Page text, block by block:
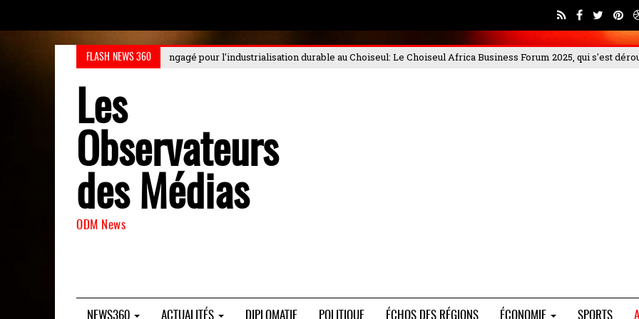
FLASH NEWS 360
durable au Choiseul : Le Choiseul Africa Business Forum 2025, qui s'est déroulé les 4 et PORTEO BTP met en garde contre
Les
Observateurs
des Médias
ODM News
NEWS360 ACTUALITÉS DIPLOMATIE POLITIQUE ÉCHOS DES RÉGIONS ÉCONOMIE SPORTS